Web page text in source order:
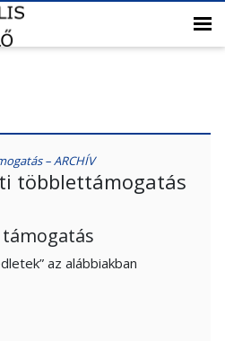
– ARCHÍV
többlettámogatás
az alábbiakban